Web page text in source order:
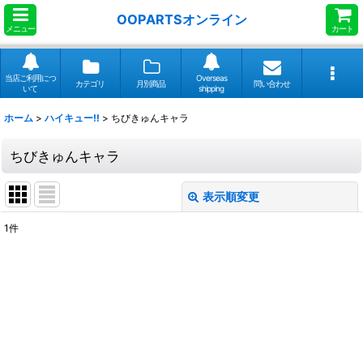
メニュー
OOPARTSオンライン
カート
当店ご利用につ
いて
カテゴリ 月別商品
Overseas
shipping
問い合わせ
ホーム > ハイキュー!! > ちびきゅんキャラ
ちびきゅんキャラ
表示順変更
1件